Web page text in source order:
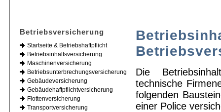
Betriebsversicherung
Startseite & Betriebshaftpflicht
Betriebsinhaltsversicherung
Maschinenversicherung
Betriebsunterbrechungsversicherung
Gebäudeversicherung
Gebäudehaftpflichtversicherung
Flottenversicherung
Transportversicherung
Die
technische
folgenden
einer Police